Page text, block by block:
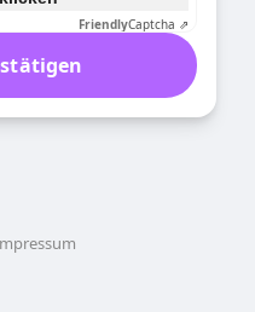
FriendlyCaptcha ⇗